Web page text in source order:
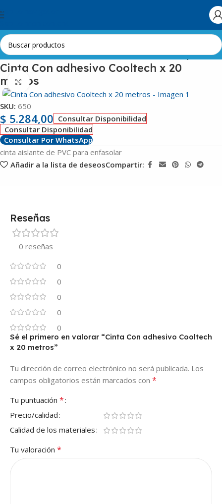
Skip to navigation
Inicio Aire Acondicionado Instalación Cintas-Tacos-Tapas
Cinta Con adhesivo Cooltech x 20
metrosClic para ampliar
SKU: 650
$ 5.284,00 Consultar Disponibilidad
Consultar Disponibilidad
Consultar Por WhatsApp
cinta aislante de PVC para enfasolar
Añadir a la lista de deseosCompartir:
Reseñas
0 reseñas
0
0
0
0
0
Sé el primero en valorar “Cinta Con adhesivo Cooltech
x 20 metros”
Tu dirección de correo electrónico no será publicada. Los
campos obligatorios están marcados con *
Tu puntuación *
Precio/calidad
Calidad de los materiales
Tu valoración *